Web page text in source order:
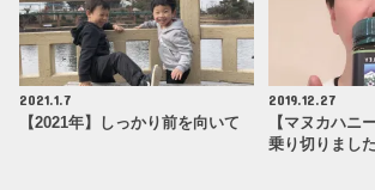
2021.1.7
【2021年】しっかり前を向いて
2019.12.27
【マヌカハニ
乗り切りました